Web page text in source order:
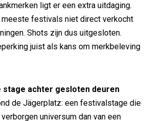
ligt er een extra uitdaging.
meeste festivals niet direct verkocht
Shots zijn dus uitgesloten.
juist als kans om merkbeleving
stage achter gesloten deuren
de Jägerplatz: een festivalstage die
universum dan van een